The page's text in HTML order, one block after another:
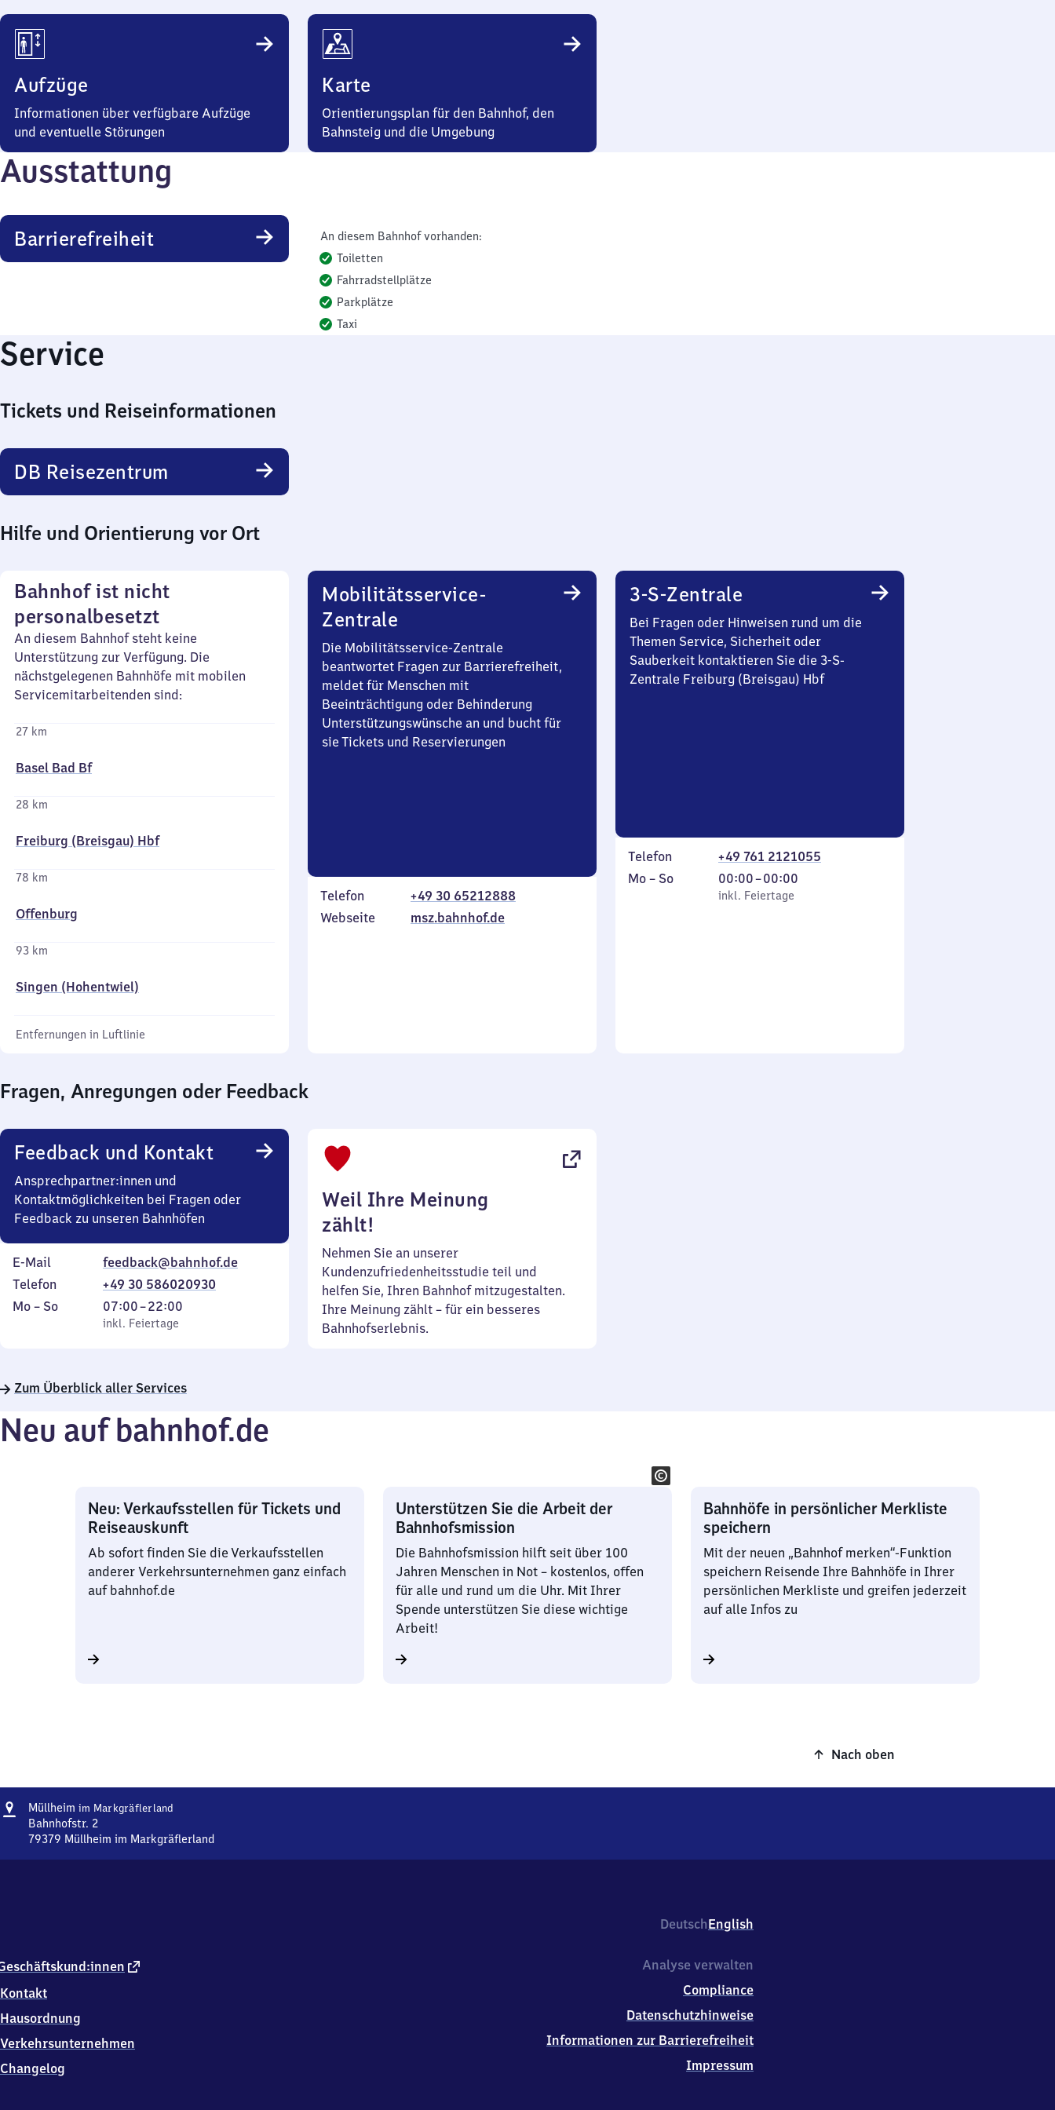
Aufzüge
Informationen über verfügbare Aufzüge
und eventuelle Störungen
Karte
Orientierungsplan für den Bahnhof, den
Bahnsteig und die Umgebung
Ausstattung
Barrierefreiheit
An diesem Bahnhof vorhanden:
Toiletten
Fahrradstellplätze
Parkplätze
Taxi
Service
Tickets und Reiseinformationen
DB Reisezentrum
Hilfe und Orientierung vor Ort
Bahnhof ist nicht
personalbesetzt
An diesem Bahnhof steht keine
Unterstützung zur Verfügung. Die
nächstgelegenen Bahnhöfe mit mobilen
Servicemitarbeitenden sind:
27 km
Basel Bad Bf
28 km
Freiburg (Breisgau) Hbf
78 km
Offenburg
93 km
Singen (Hohentwiel)
Entfernungen in Luftlinie
Mobilitätsservice-
Zentrale
Die Mobilitätsservice-Zentrale
beantwortet Fragen zur Barrierefreiheit,
meldet für Menschen mit
Beeinträchtigung oder Behinderung
Unterstützungswünsche an und bucht für
sie Tickets und Reservierungen
Telefon
+49 30 65212888
Webseite
msz.bahnhof.de
3-S-Zentrale
Bei Fragen oder Hinweisen rund um die
Themen Service, Sicherheit oder
Sauberkeit kontaktieren Sie die 3-S-
Zentrale Freiburg (Breisgau) Hbf
Telefon
+49 761 2121055
Montag
Mo – So,
inkl. Feiertage
00:00–00:00
Von
0
inkl. Feiertage
Fragen, Anregungen oder Feedback
Feedback und Kontakt
Ansprechpartner:innen und
Kontaktmöglichkeiten bei Fragen oder
Feedback zu unseren Bahnhöfen
E-Mail
feedback@bahnhof.de
Telefon
+49 30 586020930
Montag
Mo – So,
inkl. Feiertage
07:00–22:00
Von
7
22
inkl. Feiertage
Weil Ihre Meinung
zählt!
Nehmen Sie an unserer
Kundenzufriedenheitsstudie teil und
helfen Sie, Ihren Bahnhof mitzugestalten.
Ihre Meinung zählt – für ein besseres
Bahnhofserlebnis.
Zum Überblick aller Services
Neu auf bahnhof.de
Neu: Verkaufsstellen für Tickets und
Reiseauskunft
Ab sofort finden Sie die Verkaufsstellen
anderer Verkehrsunternehmen ganz einfach
auf bahnhof.de
Unterstützen Sie die Arbeit der
Bahnhofsmission
Die Bahnhofsmission hilft seit über 100
Jahren Menschen in Not – kostenlos, offen
für alle und rund um die Uhr. Mit Ihrer
Spende unterstützen Sie diese wichtige
Arbeit!
Bahnhöfe in persönlicher Merkliste
speichern
Mit der neuen „Bahnhof merken“-Funktion
speichern Reisende Ihre Bahnhöfe in Ihrer
persönlichen Merkliste und greifen jederzeit
auf alle Infos zu
Nach oben
Adresse
Müllheim im Markgräflerland
Bahnhofstr. 2
79379 Müllheim im Markgräflerland
7
Müllheim
im
Markgräflerland
DeutschEnglish
externer
Kontakt
Hausordnung
Verkehrsunternehmen
Changelog
Analyse verwalten
Compliance
Datenschutzhinweise
Informationen zur Barrierefreiheit
Impressum